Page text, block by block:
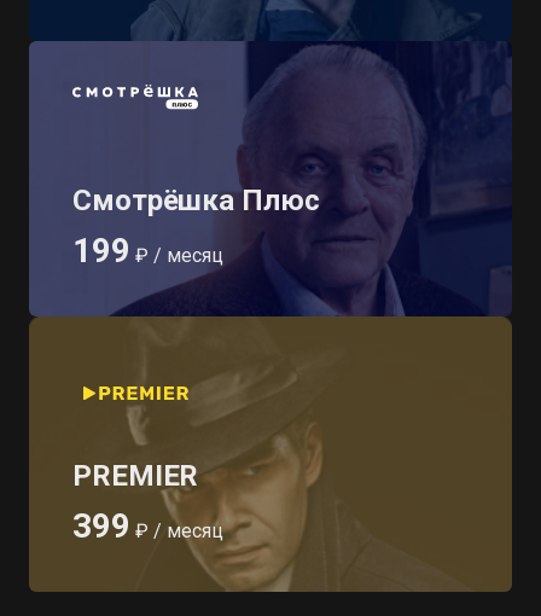
Смотрёшка Плюс
199 ₽ / месяц
PREMIER
399 ₽ / месяц